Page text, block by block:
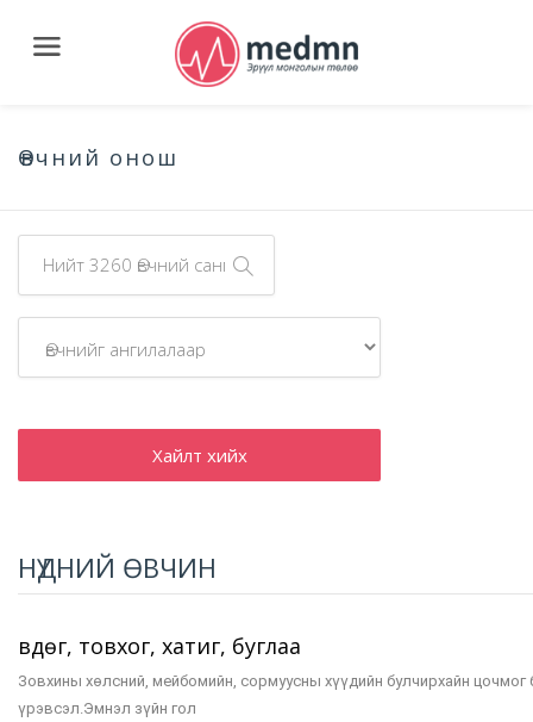
Өвчний онош
Хайлт хийх
НҮДНИЙ ӨВЧИН
Өвдөг, товхог, хатиг, буглаа
Зовхины хөлсний, мейбомийн, сормуусны хүүдийн булчирхайн цочмог
үрэвсэл.Эмнэл зүйн гол